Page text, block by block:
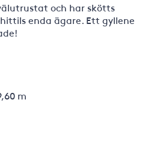
och har skötts
enda ägare. Ett gyllene
m